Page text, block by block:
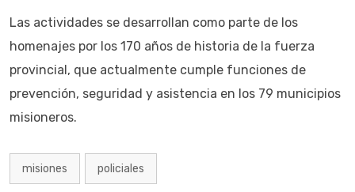
Las actividades se desarrollan como parte de los
homenajes por los 170 años de historia de la fuerza
provincial, que actualmente cumple funciones de
prevención, seguridad y asistencia en los 79 municipios
misioneros.
misiones policiales